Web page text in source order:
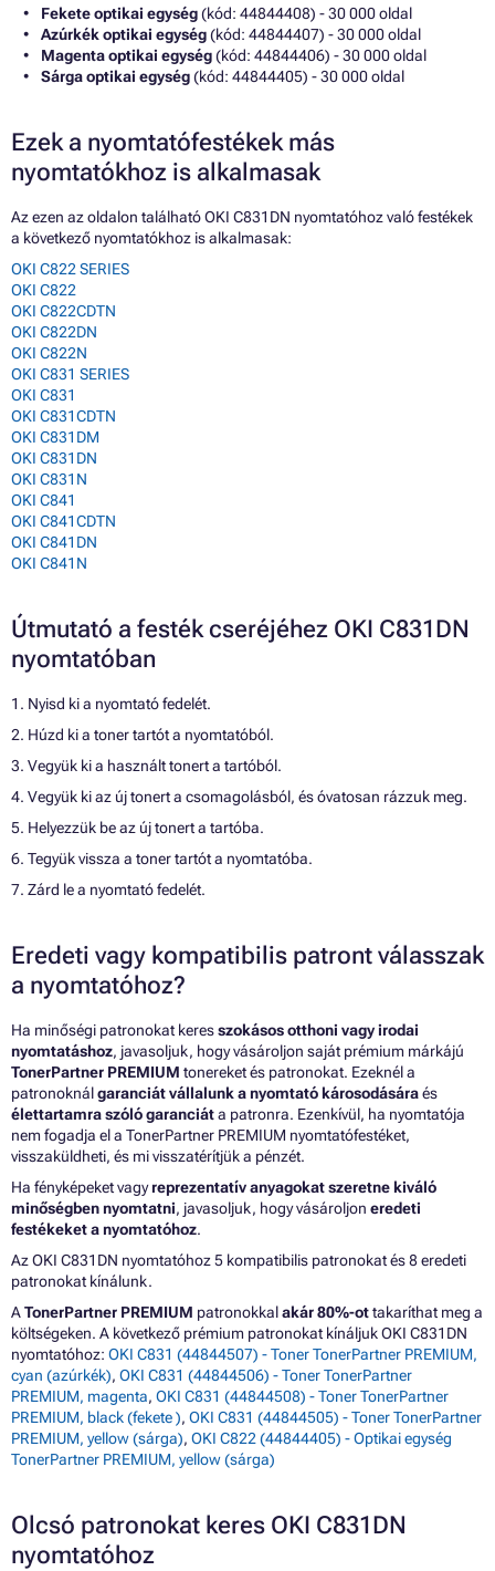
Fekete optikai egység(kód: 44844408) - 30 000 oldal
Azúrkék optikai egység(kód: 44844407) - 30 000 oldal
Magenta optikai egység(kód: 44844406) - 30 000 oldal
Sárga optikai egység(kód: 44844405) - 30 000 oldal
Ezek a nyomtatófestékek más
nyomtatókhoz is alkalmasak
Az ezen az oldalon található OKI C831DN nyomtatóhoz való festékek
a következő nyomtatókhoz is alkalmasak:
OKI C822 SERIES
OKI C822
OKI C822CDTN
OKI C822DN
OKI C822N
OKI C831 SERIES
OKI C831
OKI C831CDTN
OKI C831DM
OKI C831DN
OKI C831N
OKI C841
OKI C841CDTN
OKI C841DN
OKI C841N
Útmutató a festék cseréjéhez OKI C831DN
nyomtatóban
1. Nyisd ki a nyomtató fedelét.
2. Húzd ki a toner tartót a nyomtatóból.
3. Vegyük ki a használt tonert a tartóból.
4. Vegyük ki az új tonert a csomagolásból, és óvatosan rázzuk meg.
5. Helyezzük be az új tonert a tartóba.
6. Tegyük vissza a toner tartót a nyomtatóba.
7. Zárd le a nyomtató fedelét.
Eredeti vagy kompatibilis patront válasszak
a nyomtatóhoz?
Ha minőségi patronokat keresszokásos otthoni vagy irodai
nyomtatáshoz, javasoljuk, hogy vásároljon saját prémium márkájú
TonerPartner PREMIUM tonereket és patronokat. Ezeknél a
patronoknálgaranciát vállalunk a nyomtató károsodásáraés
élettartamra szóló garanciáta patronra. Ezenkívül, ha nyomtatója
nem fogadja el a TonerPartner PREMIUM nyomtatófestéket,
visszaküldheti, és mi visszatérítjük a pénzét.
Ha fényképeket vagyreprezentatív anyagokat szeretne kiváló
minőségben nyomtatni, javasoljuk, hogy vásároljon eredeti
festékeket a nyomtatóhoz.
Az OKI C831DN nyomtatóhoz 5 kompatibilis patronokat és 8 eredeti
patronokat kínálunk.
ATonerPartner PREMIUM patronokkalakár 80%-ottakaríthat meg a
költségeken. A következő prémium patronokat kínáljuk OKI C831DN
nyomtatóhoz: OKI C831 (44844507) - Toner TonerPartner PREMIUM,
cyan (azúrkék), OKI C831 (44844506) - Toner TonerPartner
PREMIUM, magenta, OKI C831 (44844508) - Toner TonerPartner
PREMIUM, black (fekete ), OKI C831 (44844505) - Toner TonerPartner
PREMIUM, yellow (sárga), OKI C822 (44844405) - Optikai egység
TonerPartner PREMIUM, yellow (sárga)
Olcsó patronokat keres OKI C831DN
nyomtatóhoz